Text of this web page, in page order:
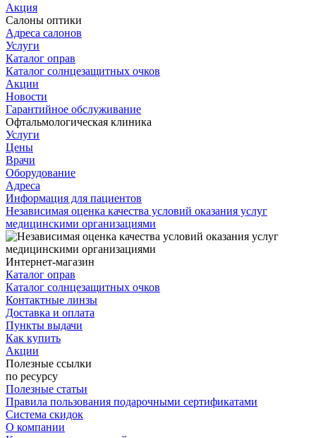
Акция
Салоны оптики
Адреса салонов
Услуги
Каталог оправ
Каталог солнцезащитных очков
Акции
Новости
Гарантийное обслуживание
Офтальмологическая клиника
Услуги
Цены
Врачи
Оборудование
Адреса
Информация для пациентов
Независимая оценка качества условий оказания услуг
медицинскими организациями
Интернет-магазин
Каталог оправ
Каталог солнцезащитных очков
Контактные линзы
Доставка и оплата
Пункты выдачи
Как купить
Акции
Полезные ссылки
по ресурсу
Полезные статьи
Правила пользования подарочными сертификатами
Система скидок
О компании